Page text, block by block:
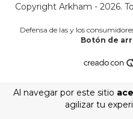
Al navegar por este sitio
agilizar tu
Copyright Arkham - 2026.
Defensa de las y los
Botón de